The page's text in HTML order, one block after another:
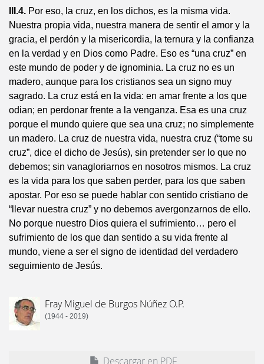
III.4. Por eso, la cruz, en los dichos, es la misma vida.
Nuestra propia vida, nuestra manera de sentir el amor y la
gracia, el perdón y la misericordia, la ternura y la confianza
en la verdad y en Dios como Padre. Eso es “una cruz” en
este mundo de poder y de ignominia. La cruz no es un
madero, aunque para los cristianos sea un signo muy
sagrado. La cruz está en la vida: en amar frente a los que
odian; en perdonar frente a la venganza. Esa es una cruz
porque el mundo quiere que sea una cruz; no simplemente
un madero. La cruz de nuestra vida, nuestra cruz (“tome su
cruz”, dice el dicho de Jesús), sin pretender ser lo que no
debemos; sin vanagloriarnos en nosotros mismos. La cruz
es la vida para los que saben perder, para los que saben
apostar. Por eso se puede hablar con sentido cristiano de
“llevar nuestra cruz” y no debemos avergonzarnos de ello.
No porque nuestro Dios quiera el sufrimiento… pero el
sufrimiento de los que dan sentido a su vida frente al
mundo, viene a ser el signo de identidad del verdadero
seguimiento de Jesús.
Fray Miguel de Burgos Núñez O.P.
(1944 - 2019)
Descargar en PDF